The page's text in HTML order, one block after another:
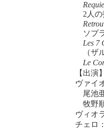
2人の
ソプ
Les 7
（ザ
Le
【出演】
ヴァイ
尾池
牧野
ヴィオ
チェロ